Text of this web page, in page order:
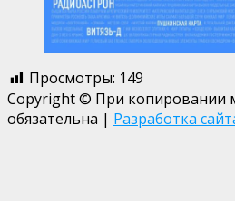
Просмотры: 149
Copyright © При копировании
обязательна | Разработка